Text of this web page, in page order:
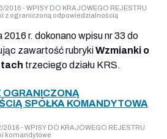
2016 - WPISY DO KRAJOWEGO REJESTRU
z ograniczoną odpowiedzialnością
r. dokonano wpisu nr 33 do
zawartość rubrykiWzmianki o
trzeciego działu KRS.
OGRANICZONĄ
SPÓŁKA KOMANDYTOWA
- WPISY DO KRAJOWEGO REJESTRU
komandytowe